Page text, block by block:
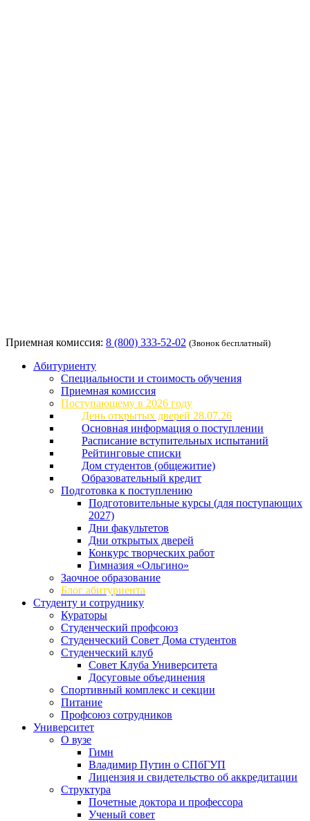
Приемная комиссия: 8 (800) 333-52-02 (Звонок бесплатный)
Абитуриенту
Специальности и стоимость обучения
Приемная комиссия
Поступающему в 2026 году
День открытых дверей 28.07.26
Основная информация о поступлении
Расписание вступительных испытаний
Рейтинговые списки
Дом студентов (общежитие)
Образовательный кредит
Подготовка к поступлению
Подготовительные курсы (для поступающих
2027)
Дни факультетов
Дни открытых дверей
Конкурс творческих работ
Гимназия «Ольгино»
Заочное образование
Блог абитуриента
Студенту и сотруднику
Кураторы
Студенческий профсоюз
Студенческий Совет Дома студентов
Студенческий клуб
Совет Клуба Университета
Досуговые объединения
Спортивный комплекс и секции
Питание
Профсоюз сотрудников
Университет
О вузе
Гимн
Владимир Путин о СПбГУП
Лицензия и свидетельство об аккредитации
Структура
Почетные доктора и профессора
Ученый совет